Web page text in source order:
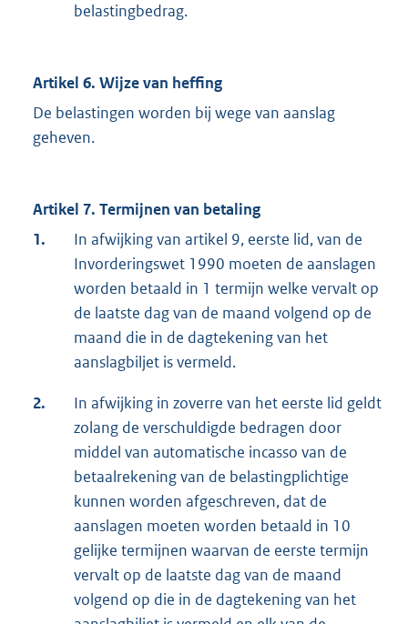
belastingbedrag.
Artikel 6. Wijze van heffing
De belastingen worden bij wege van aanslag
geheven.
Artikel 7. Termijnen van betaling
1.
In afwijking van artikel 9, eerste lid, van de
Invorderingswet 1990 moeten de aanslagen
worden betaald in 1 termijn welke vervalt op
de laatste dag van de maand volgend op de
maand die in de dagtekening van het
aanslagbiljet is vermeld.
2.
In afwijking in zoverre van het eerste lid geldt
zolang de verschuldigde bedragen door
middel van automatische incasso van de
betaalrekening van de belastingplichtige
kunnen worden afgeschreven, dat de
aanslagen moeten worden betaald in 10
gelijke termijnen waarvan de eerste termijn
vervalt op de laatste dag van de maand
volgend op die in de dagtekening van het